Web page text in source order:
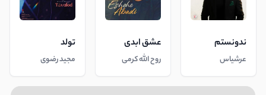
ندونستم
عرشیاس
عشق ابدی
روح الله کرمی
تولد
مجید رضوی